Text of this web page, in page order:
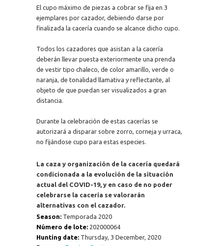
El cupo máximo de piezas a cobrar se fija en 3
ejemplares por cazador, debiendo darse por
finalizada la cacería cuando se alcance dicho cupo.
Todos los cazadores que asistan a la cacería
deberán llevar puesta exteriormente una prenda
de vestir tipo chaleco, de color amarillo, verde o
naranja, de tonalidad llamativa y reflectante, al
objeto de que puedan ser visualizados a gran
distancia.
Durante la celebración de estas cacerías se
autorizará a disparar sobre zorro, corneja y urraca,
no fijándose cupo para estas especies.
La caza y organización de la cacería quedará
condicionada a la evolución de la situación
actual del COVID-19, y en caso de no poder
celebrarse la cacería se valorarán
alternativas con el cazador.
Season: Temporada 2020
Número de lote: 202000064
Hunting date: Thursday, 3 December, 2020